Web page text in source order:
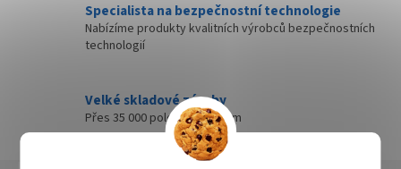
Specialista na bezpečnostní technologie
Nabízíme produkty kvalitních výrobců bezpečnostních
technologií
Velké skladové zásoby
Přes 35 000 položek skladem